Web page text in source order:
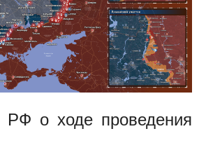
о ходе проведения